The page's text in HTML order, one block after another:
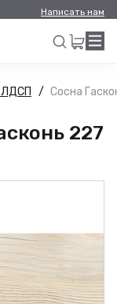
Написать нам
Искать
ЛДСП Сосна
227